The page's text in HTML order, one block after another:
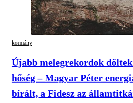
kormány
Újabb melegrekordok
hőség – Magyar Péter
bírált, a Fidesz az